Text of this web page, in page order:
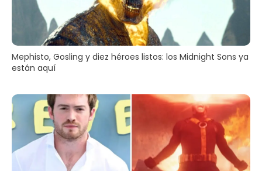
Mephisto, Gosling y diez héroes listos: los Midnight Sons ya
están aquí